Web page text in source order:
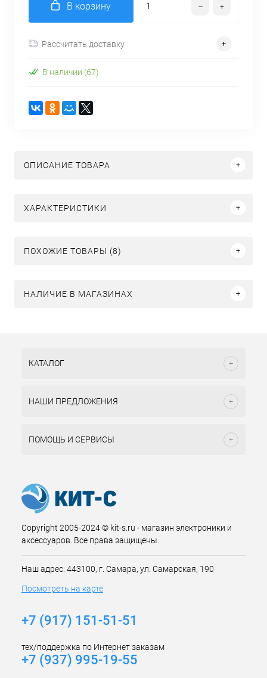
В корзину
Рассчитать доставку
В наличии (67)
ОПИСАНИЕ ТОВАРА
ХАРАКТЕРИСТИКИ
ПОХОЖИЕ ТОВАРЫ (8)
НАЛИЧИЕ В МАГАЗИНАХ
КАТАЛОГ
НАШИ ПРЕДЛОЖЕНИЯ
ПОМОЩЬ И СЕРВИСЫ
Copyright 2005-2024 © kit-s.ru - магазин электроники и
аксессуаров. Все права защищены.
Наш адрес: 443100, г. Самара, ул. Самарская, 190
Посмотреть на карте
+7 (917) 151-51-51
тех/поддержка по Интернет заказам
+7 (937) 995-19-55